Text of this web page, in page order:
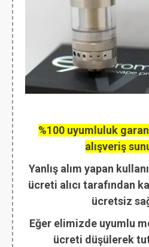
%100 uyumluluk
alışveriş
Yanlış alım yapan
ücreti alıcı tarafından
ücretsiz
Eğer elimizde uyumlu
ücreti düşülerek